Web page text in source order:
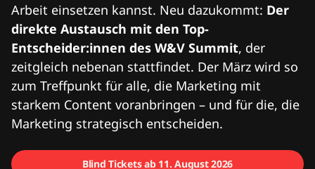
Arbeit einsetzen kannst. Neu dazukommt: Der
direkte Austausch mit den Top-
Entscheider:innen des W&V Summit, der
zeitgleich nebenan stattfindet. Der März wird so
zum Treffpunkt für alle, die Marketing mit
starkem Content voranbringen – und für die, die
Marketing strategisch entscheiden.
Blind Tickets ab 11. August 2026